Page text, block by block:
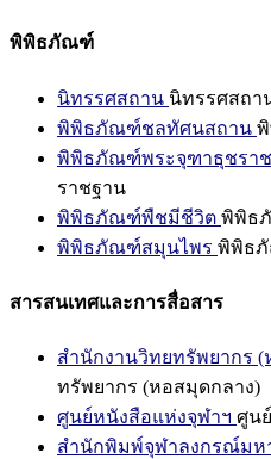
พิพิธภัณฑ์
นิทรรศสถาน นิทรรศสถา
พิพิธภัณฑ์ชลทัศนสถาน
พิพิธภัณฑ์พระจุฑาธุชรา
ราชฐาน
พิพิธภัณฑ์พืชมีชีวิต พิพิธ
พิพิธภัณฑ์สมุนไพร พิพิธ
สารสนเทศและการสื่อสาร
สำนักงานวิทยทรัพยากร
ทรัพยากร (หอสมุดกลาง)
ศูนย์หนังสือแห่งจุฬาฯ ศูน
สำนักพิมพ์จุฬาลงกรณ์มห